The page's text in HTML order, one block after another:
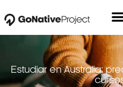
Estudiar en Australia: